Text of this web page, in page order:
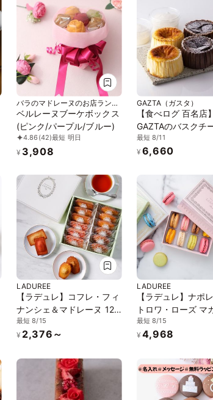
バラのマドレーヌのお店ランジ
ェラ
ベルレーヌブーケボックス
(ピンク/パープル/ブルー)
4.86 (42)最短 明日
¥ 3,908
GAZTA（ガスタ）
【食べログ 百名店】
GAZTAのバスクチ
キ、チョコレート、
トチョコレート 3種
最短 8/11
¥ 6,660
LADUREE
【ラデュレ】コフレ・フィ
ナンシェ＆マドレーヌ 12
個入り
最短 8/15
¥ 2,376～
LADUREE
【ラデュレ】ナポ
トロワ・ローズ マ
個入り
最短 8/15
¥ 4,968